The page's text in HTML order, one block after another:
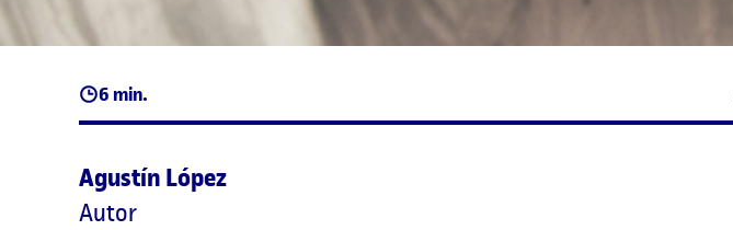
6 min.
Agustín López
Autor